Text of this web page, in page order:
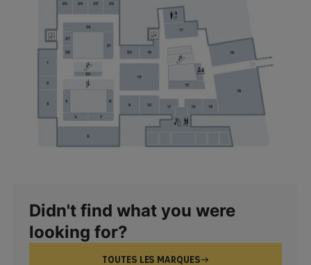
Didn't find what you were
looking for?
TOUTES LES MARQUES